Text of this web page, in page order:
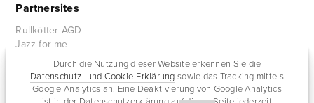
Durch die Nutzung dieser Website erkennen Sie die
Datenschutz- und Cookie-Erklärung sowie das Tracking mittels
Google Analytics an. Eine Deaktivierung von Google Analytics
Partnersites
Rullkötter AGD
Jazz for me